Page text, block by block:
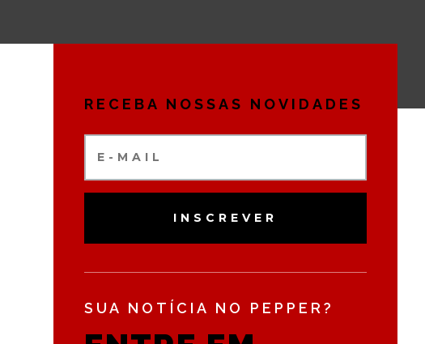
RECEBA NOSSAS NOVIDADES
INSCREVER
SUA NOTÍCIA NO PEPPER?